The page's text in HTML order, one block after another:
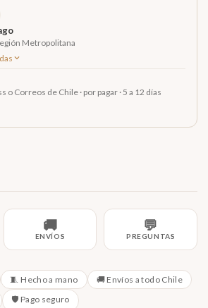
Metropolitana
o Correos de Chile · por pagar · 5 a 12 días
🚚
ENVÍOS
💬
PREGUNTAS
🧵 Hecho a mano
🚚 Envíos a todo Chile
🛡️ Pago seguro